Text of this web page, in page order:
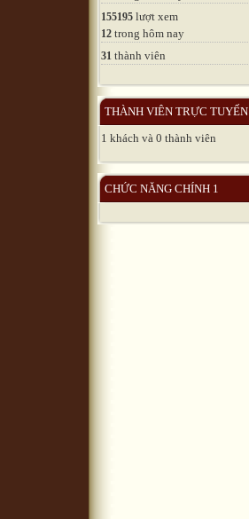
155195 lượt xem
12 trong hôm nay
31 thành viên
THÀNH VIÊN TRỰC TUYẾN
1 khách và 0 thành viên
CHỨC NĂNG CHÍNH 1